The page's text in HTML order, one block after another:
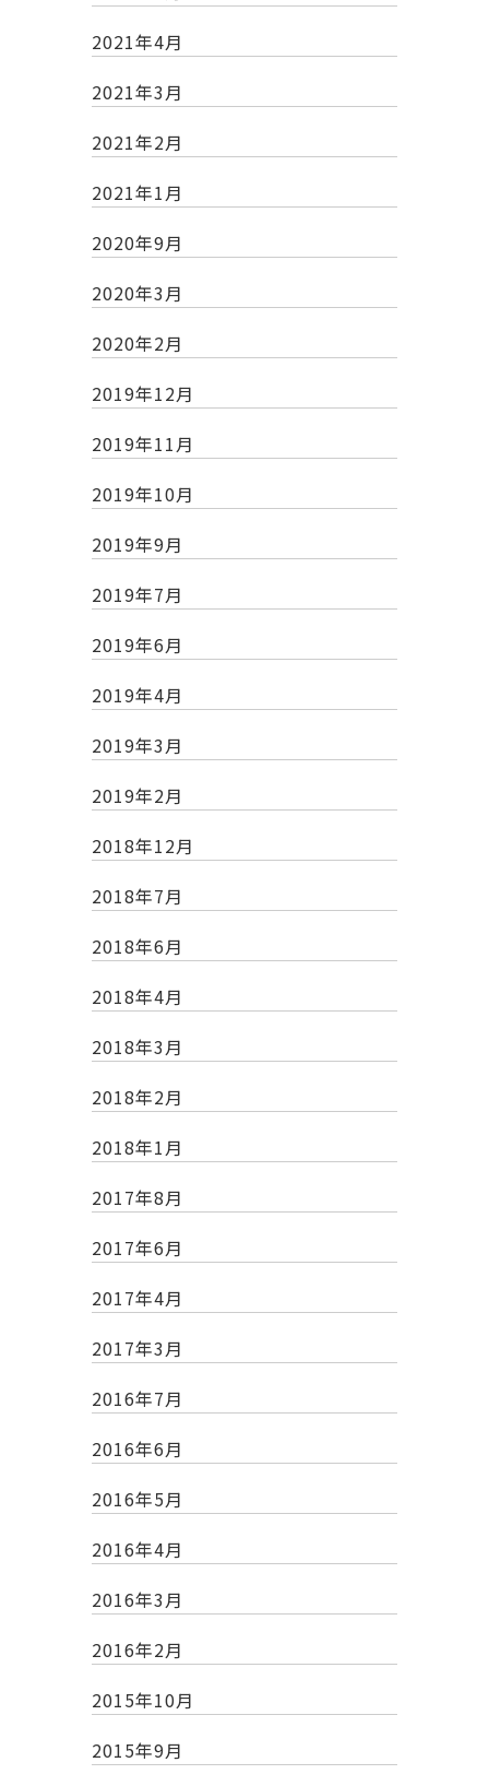
2021年4月
2021年3月
2021年2月
2021年1月
2020年9月
2020年3月
2020年2月
2019年12月
2019年11月
2019年10月
2019年9月
2019年7月
2019年6月
2019年4月
2019年3月
2019年2月
2018年12月
2018年7月
2018年6月
2018年4月
2018年3月
2018年2月
2018年1月
2017年8月
2017年6月
2017年4月
2017年3月
2016年7月
2016年6月
2016年5月
2016年4月
2016年3月
2016年2月
2015年10月
2015年9月